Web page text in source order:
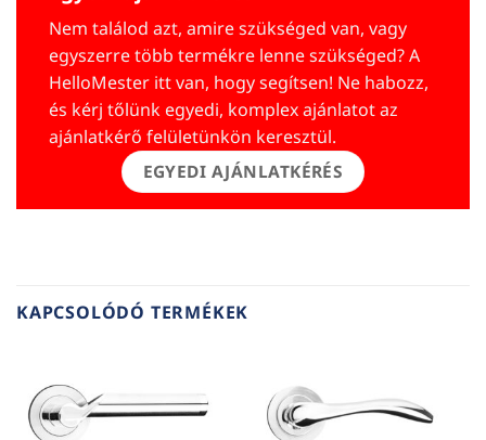
Nem találod azt, amire szükséged van, vagy
egyszerre több termékre lenne szükséged? A
HelloMester itt van, hogy segítsen! Ne habozz,
és kérj tőlünk egyedi, komplex ajánlatot az
ajánlatkérő felületünkön keresztül.
EGYEDI AJÁNLATKÉRÉS
KAPCSOLÓDÓ TERMÉKEK